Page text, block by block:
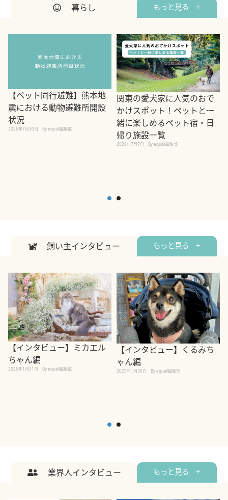
暮らし もっと見る +
【ペット同行避難】熊本地
震における動物避難所開設
状況
2026年7月30日 By equall編集部
関東の愛犬家に人気のおで
かけスポット！ペットと一
緒に楽しめるペット宿・日
帰り施設一覧
2026年7月7日 By equall編集部
飼い主インタビュー もっと見る +
【インタビュー】ミカエル
ちゃん編
2025年1月31日 By equall編集部
【インタビュー】くるみち
ゃん編
2025年1月30日 By equall編集部
業界人インタビュー もっと見る +